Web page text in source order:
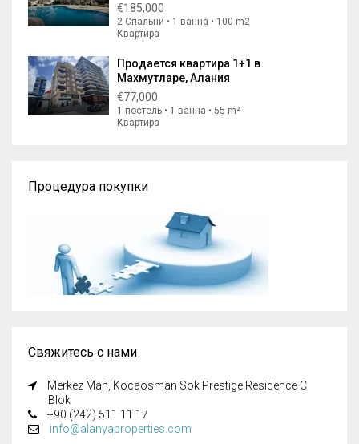
€185,000
2 Спальни • 1 ванна • 100 m2
Квартира
Продается квартира 1+1 в
Махмутларе, Алания
€77,000
1 постель • 1 ванна • 55 m²
Квартира
Процедура покупки
Свяжитесь с нами
Merkez Mah, Kocaosman Sok Prestige Residence C
Blok
+90 (242) 511 11 17
info@alanyaproperties.com